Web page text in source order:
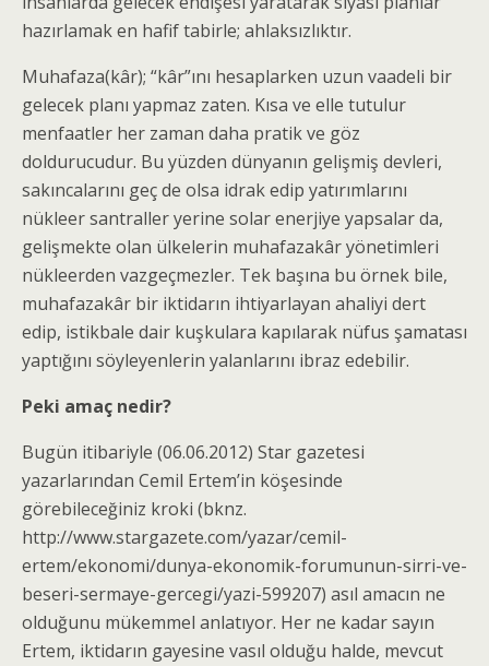
hazırlamak en hafif tabirle; ahlaksızlıktır.
Muhafaza(kâr); “kâr”ını hesaplarken uzun vaadeli bir
gelecek planı yapmaz zaten. Kısa ve elle tutulur
menfaatler her zaman daha pratik ve göz
doldurucudur. Bu yüzden dünyanın gelişmiş devleri,
sakıncalarını geç de olsa idrak edip yatırımlarını
nükleer santraller yerine solar enerjiye yapsalar da,
gelişmekte olan ülkelerin muhafazakâr yönetimleri
nükleerden vazgeçmezler. Tek başına bu örnek bile,
muhafazakâr bir iktidarın ihtiyarlayan ahaliyi dert
edip, istikbale dair kuşkulara kapılarak nüfus şamatası
yaptığını söyleyenlerin yalanlarını ibraz edebilir.
Peki amaç nedir?
Bugün itibariyle (06.06.2012) Star gazetesi
yazarlarından Cemil Ertem’in köşesinde
görebileceğiniz kroki (bknz.
http://www.stargazete.com/yazar/cemil-
ertem/ekonomi/dunya-ekonomik-forumunun-sirri-ve-
beseri-sermaye-gercegi/yazi-599207) asıl amacın ne
olduğunu mükemmel anlatıyor. Her ne kadar sayın
Ertem, iktidarın gayesine vasıl olduğu halde, mevcut